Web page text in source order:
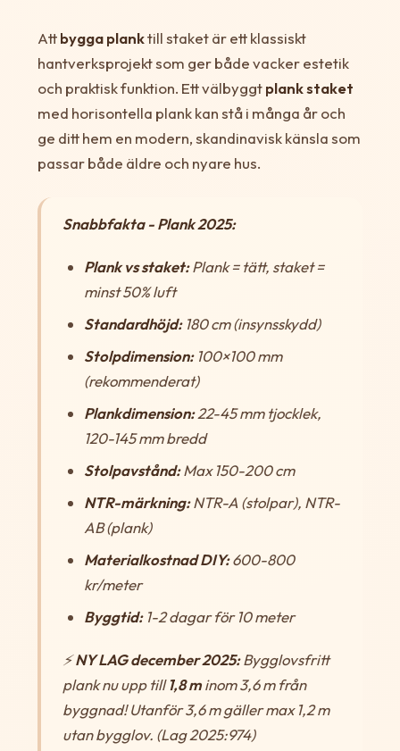
Attbygga planktill staket är ett klassiskt
hantverksprojekt som ger både vacker estetik
och praktisk funktion. Ett välbyggtplank staket
med horisontella plank kan stå i många år och
ge ditt hem en modern, skandinavisk känsla som
passar både äldre och nyare hus.
Snabbfakta - Plank 2025:
Plank vs staket:Plank = tätt, staket =
minst 50% luft
Standardhöjd:180 cm (insynsskydd)
Stolpdimension:100×100 mm
(rekommenderat)
Plankdimension:22-45 mm tjocklek,
120-145 mm bredd
Stolpavstånd:Max 150-200 cm
NTR-märkning:NTR-A (stolpar), NTR-
AB (plank)
Materialkostnad DIY:600-800
kr/meter
Byggtid:1-2 dagar för 10 meter
⚡NY LAG december 2025:Bygglovsfritt
plank nu upp till1,8 minom 3,6 m från
byggnad! Utanför 3,6 m gäller max 1,2 m
utan bygglov. (Lag 2025:974)